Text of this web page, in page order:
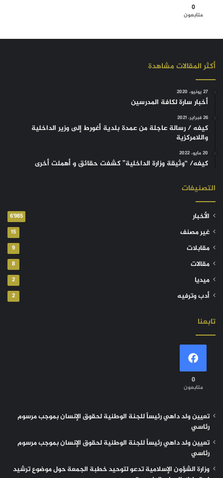
0
متابعون
أكثر المقالات مشاهدة
27 يونيو، 2020
أخبار سارة لكافة المدرسين
26 فبراير، 2021
كيفه / رسالة عاجلة من عمدة بلدية أغورط إلى وزير الداخلية
واللامركزية
20 مايو، 2022
كيفه/ “وثيقة وزارة الداخلية” كشفت حقائق و أهملت أخرى
التصنيفات
الأخبار 6٬985
غير مصنف 15
مقابلات 9
مقالات 8
ميديا 2
أدب وترفيه 2
تابعنا
0
متابعون
تعيين ولد داهي رئيساً للجنة الوطنية لحقوق الإنسان بموجب مرسوم
رئاسي
تعيين ولد داهي رئيساً للجنة الوطنية لحقوق الإنسان بموجب مرسوم
رئاسي
وزارة الشؤون الإسلامية تدعو لتوحيد خطبة الجمعة حول موضوع ترشيد